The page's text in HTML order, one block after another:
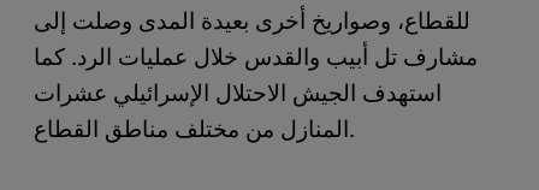
للقطاع، وصواريخ أخرى بعيدة المدى وصلت إلى
مشارف تل أبيب والقدس خلال عمليات الرد. كما
استهدف الجيش الاحتلال الإسرائيلي عشرات
المنازل من مختلف مناطق القطاع.